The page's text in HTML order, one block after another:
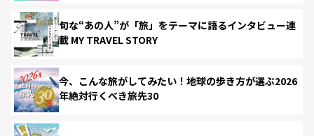
旬な“あの人”が「旅」をテーマに語るインタビュー連
載 MY TRAVEL STORY
今、こんな旅がしてみたい！地球の歩き方が選ぶ2026
年絶対行くべき旅先30